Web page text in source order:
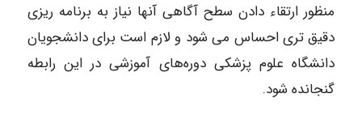
منظور ارتقاء دادن سطح آگاهی آنها نیاز به برنامه ریزی
دقیق تری احساس می شود و لازم است برای دانشجویان
دانشگاه علوم پزشکی دوره‌های آموزشی در این رابطه
گنجانده شود.